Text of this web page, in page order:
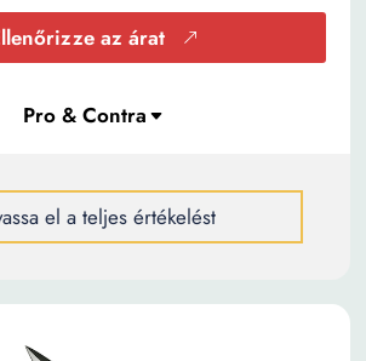
az árat
el a teljes értékelést